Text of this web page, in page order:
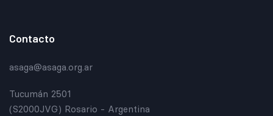
Contacto
asaga@asaga.org.ar
Tucumán 2501
(S2000JVG) Rosario - Argentina